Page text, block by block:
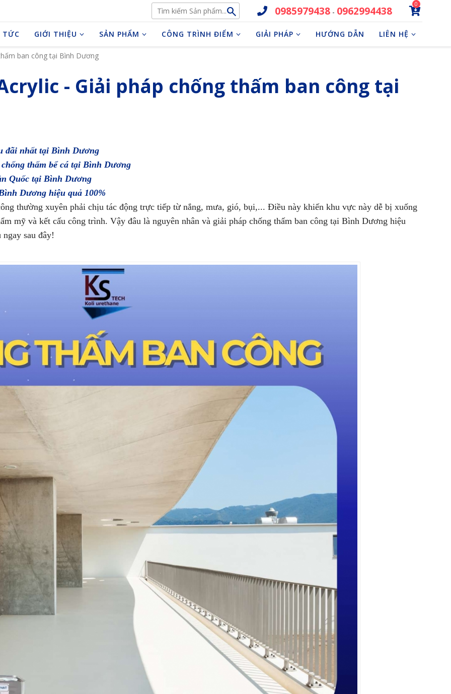
search 0985979438 - 0962994438
0
TỨC GIỚI THIỆU SẢN PHẨM CÔNG TRÌNH ĐIỂM GIẢI PHÁP HƯỚNG DẪN LIÊN HỆ
ban công tại Bình Dương
- Giải pháp chống thấm ban công tại
đãi nhất tại Bình Dương
thấm bể cá tại Bình Dương
Quốc tại Bình Dương
Dương hiệu quả 100%
thường xuyên phải chịu tác động trực tiếp từ nắng, mưa, gió, bụi,... Điều này khiến khu vực này dễ bị xuống
mỹ và kết cấu công trình. Vậy đâu là nguyên nhân và giải pháp chống thấm ban công tại Bình Dương hiệu
sau đây!